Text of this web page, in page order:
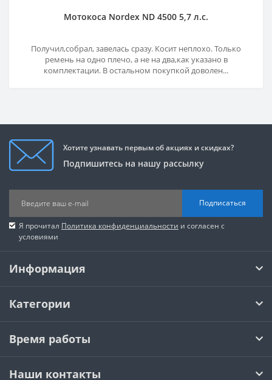
Мотокоса Nordex ND 4500 5,7 л.с.
Получил,собрал, завелась сразу. Косит неплохо. Только
ремень на одно плечо, а не на два,как указано в
комплектации. В остальном покупкой доволен...
Хотите узнавать первым об акциях и скидках?
Подпишитесь на нашу рассылку
Подписаться
Я прочитал Политика конфиденциальности и согласен с
условиями
Информация
Категории
Время работы
Наши контакты